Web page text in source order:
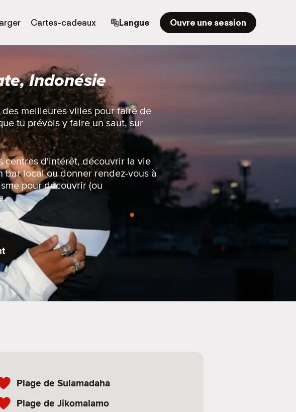
Cartes-cadeaux Langue Ouvre une session
Indonésie
meilleures villes pour faire de
tu prévois y faire un saut, sur
centres d'intérêt, découvrir la vie
bar local ou donner rendez-vous à
pour découvrir (ou
Plage de Sulamadaha
Plage de Jikomalamo